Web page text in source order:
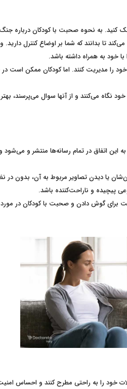
کمک کنید. به نحوه صحبت با کودکان درباره
تا بدانند که شما بر اوضاع کنترل دارید.
خود به همراه داشته باشد.
را مدیریت کنند. اما کودکان ممکن است در
نگاه می‌کنند و از آنها سوال می‌پرسند،
این اتفاق در تمام رسانه‌ها منتشر و
یا دیدن تصاویر مربوط به آن، بدون
پیچیده و ناراحت‌کننده باشد.
برای گوش دادن و صحبت با کودکان در
خود را به راحتی مطرح کنند و احساس